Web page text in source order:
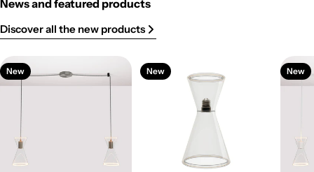
News and featured products
Discover all the new products
New New New